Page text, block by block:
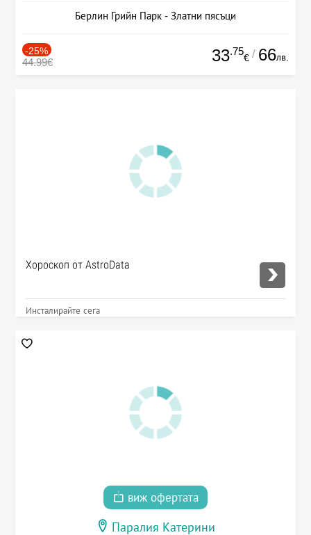
Берлин Грийн Парк - Златни пясъци
-25%
44.99€ 33.75
€ / 66лв.
Хороскоп от AstroData
Инсталирайте сега
виж офертата
Паралия Катерини